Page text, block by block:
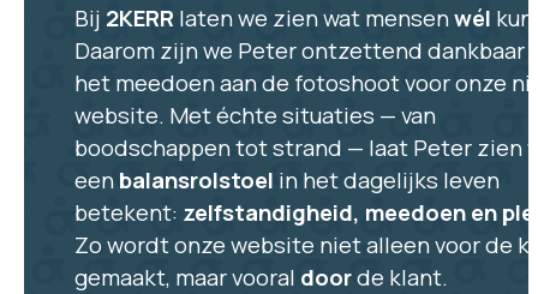
Bij 2KERR laten we zien wat mensenwél
Daarom zijn we Peter ontzettend dankbaar
het meedoen aan de fotoshoot voor onze
website. Met échte situaties — van
boodschappen tot strand — laat Peter zien
eenbalansrolstoel in het dagelijks leven
betekent: zelfstandigheid, meedoen en
Zo wordt onze website niet alleen voor de
gemaakt, maar vooral doorde klant.